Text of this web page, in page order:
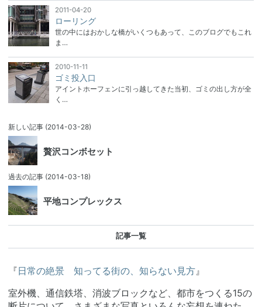
2011-04-20
ローリング
世の中にはおかしな橋がいくつもあって、このブログでもこれ
ま…
2010-11-11
ゴミ投入口
アイントホーフェンに引っ越してきた当初、ゴミの出し方が全
く…
新しい記事 (2014-03-28)
贅沢コンボセット
過去の記事 (2014-03-18)
平地コンプレックス
記事一覧
『日常の絶景 知ってる街の、知らない見方』
室外機、通信鉄塔、消波ブロックなど、都市をつくる15の